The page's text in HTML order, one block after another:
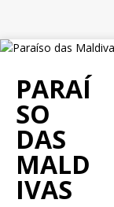
PARAÍ
SO
DAS
MALD
IVAS